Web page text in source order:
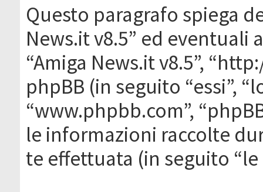
Questo paragrafo spiega
News.it v8.5” ed eventuali
“Amiga News.it v8.5”,
phpBB (in seguito “essi”,
“www.phpbb.com”,
le informazioni raccolte
te effettuata (in seguito